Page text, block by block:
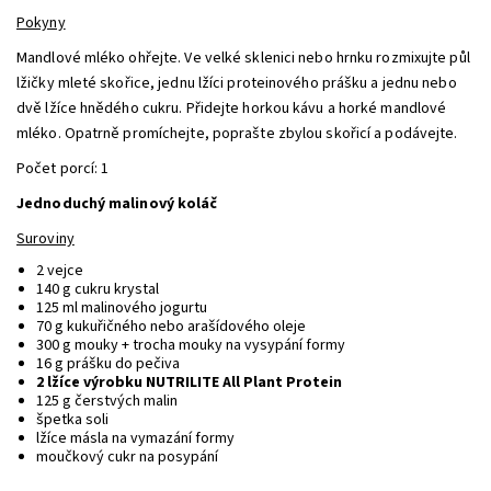
Pokyny
Mandlové mléko ohřejte. Ve velké sklenici nebo hrnku rozmixujte půl
lžičky mleté skořice, jednu lžíci proteinového prášku a jednu nebo
dvě lžíce hnědého cukru. Přidejte horkou kávu a horké mandlové
mléko. Opatrně promíchejte, poprašte zbylou skořicí a podávejte.
Počet porcí: 1
Jednoduchý malinový koláč
Suroviny
2 vejce
140 g cukru krystal
125 ml malinového jogurtu
70 g kukuřičného nebo arašídového oleje
300 g mouky + trocha mouky na vysypání formy
16 g prášku do pečiva
2 lžíce výrobku NUTRILITE All Plant Protein
125 g čerstvých malin
špetka soli
lžíce másla na vymazání formy
moučkový cukr na posypání